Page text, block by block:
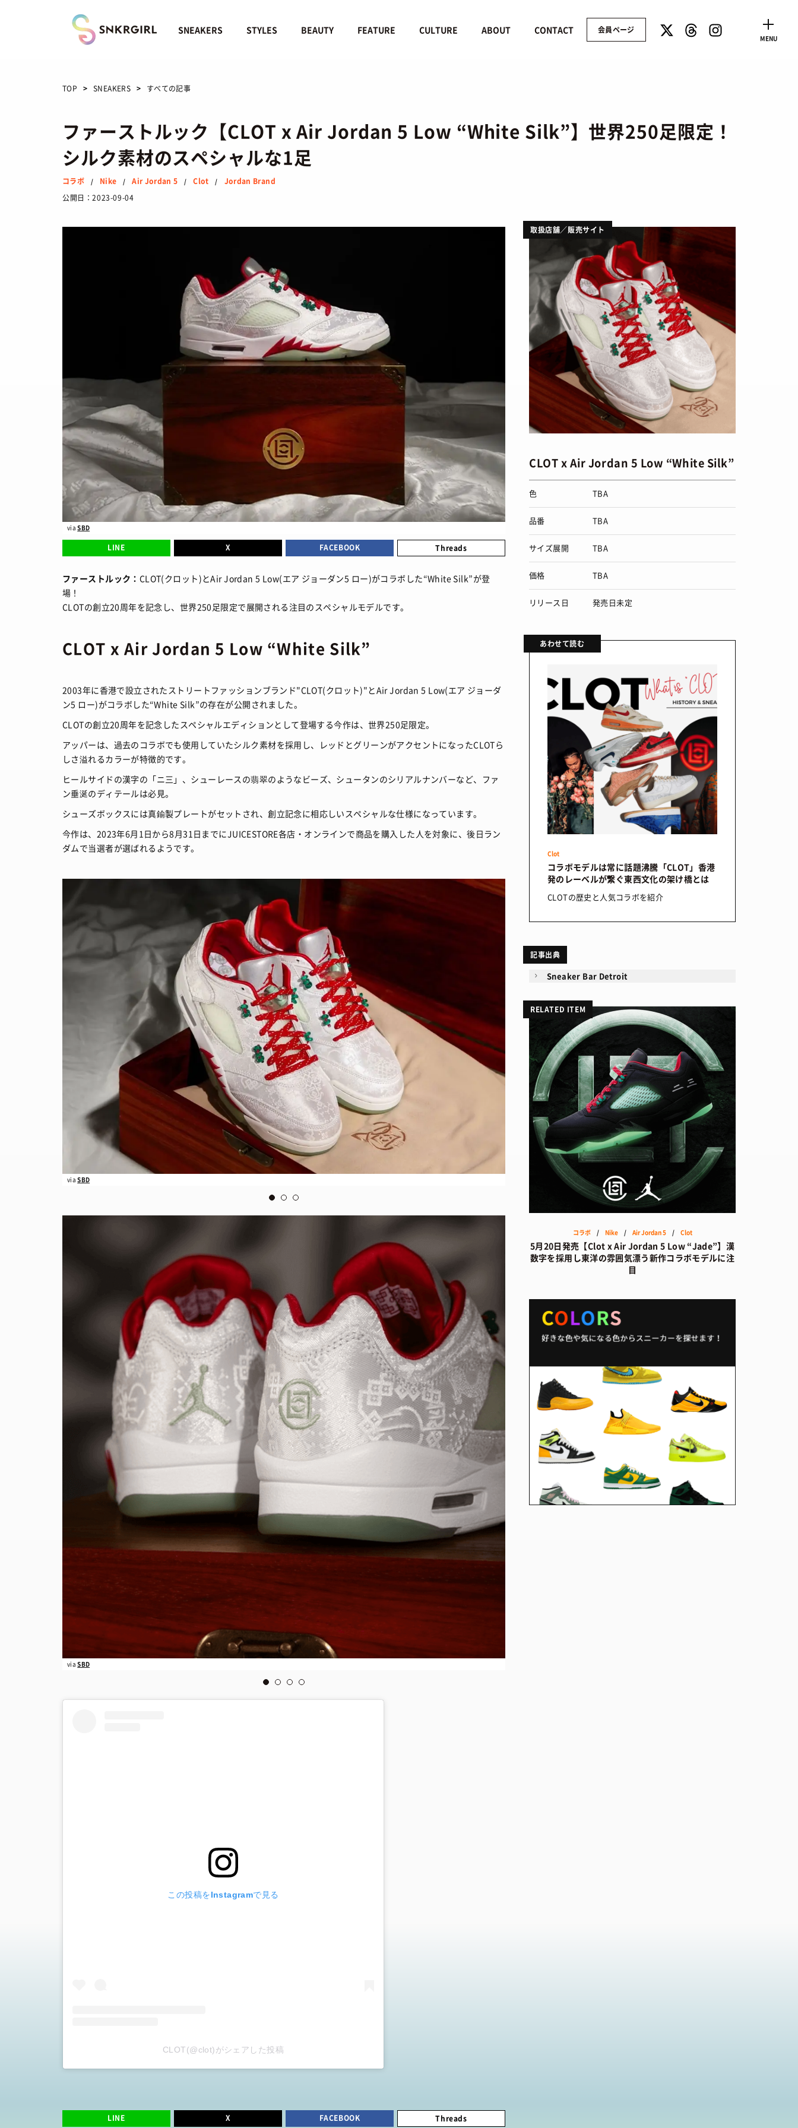
CLOSE
Air Rift
Nike
ASICS
New Balance
Salomon
SNEAKERS
TOP / スニーカートップ
BRANDS/ ブランドから探す
COLORS/ カラーで探す
STYLES
TOP / スタイルトップ
STYLE IDEA/ コーデのアイデア
STYLE SNAP/ ストリートスナップ
TOP/ ビューティートップ
COSMETICS
SNEAKER MIX
KOREAN COSME / 韓国コスメ
MAKE UP / チュートリアル
FEATURE
COLUMNS/ コラム
SHOPS/ ショップ情報
HOW TO/ あれこれハウツー
CULTURE
MUSIC / 音楽
ART/ アート
FOOD/ 食文化
BOOKS / ブック
HISTORY/ 歴史
ABOUT
SNKRGIRLとは
運営会社
お問い合わせ
SNEAKERS STYLES BEAUTY FEATURE CULTURE ABOUT CONTACT 会員ページ
MENU
TOP SNEAKERS すべての記事
ファーストルック【CLOT x Air Jordan 5 Low “White Silk”】世界250足限定！
シルク素材のスペシャルな1足
コラボ / Nike /Air Jordan 5 /Clot / Jordan Brand
公開日：2023-09-04
viaSBD
LINE X FACEBOOK Threads
ファーストルック： CLOT(クロット)とAir Jordan 5 Low(エア ジョーダン5 ロー)がコラボした“White Silk”が登
場！
CLOTの創立20周年を記念し、世界250足限定で展開される注目のスペシャルモデルです。
CLOT x Air Jordan 5 Low “White Silk”
2003年に香港で設立されたストリートファッションブランド"CLOT(クロット)"とAir Jordan 5 Low(エア ジョーダ
ン5 ロー)がコラボした“White Silk”の存在が公開されました。
CLOTの創立20周年を記念したスペシャルエディションとして登場する今作は、世界250足限定。
アッパーは、過去のコラボでも使用していたシルク素材を採用し、レッドとグリーンがアクセントになったCLOTら
しさ溢れるカラーが特徴的です。
ヒールサイドの漢字の「ニ三」、シューレースの翡翠のようなビーズ、シュータンのシリアルナンバーなど、ファ
ン垂涎のディテールは必見。
シューズボックスには真鍮製プレートがセットされ、創立記念に相応しいスペシャルな仕様になっています。
今作は、2023年6月1日から8月31日までにJUICESTORE各店・オンラインで商品を購入した人を対象に、後日ラン
ダムで当選者が選ばれるようです。
viaSBD
viaSBD
この投稿をInstagramで見る
CLOT(@clot)がシェアした投稿
LINE X FACEBOOK Threads
取扱店舗／販売サイト
CLOT x Air Jordan 5 Low “White Silk”
色 TBA
品番 TBA
サイズ展開 TBA
価格 TBA
リリース日 発売日未定
あわせて読む
Clot
コラボモデルは常に話題沸騰「CLOT」香港
発のレーベルが繋ぐ東西文化の架け橋とは
CLOTの歴史と人気コラボを紹介
記事出典
Sneaker Bar Detroit
RELATED ITEM
コラボ/ Nike/ Air Jordan 5/ Clot
5月20日発売【Clot x Air Jordan 5 Low “Jade”】漢
数字を採用し東洋の雰囲気漂う新作コラボモデルに注
目